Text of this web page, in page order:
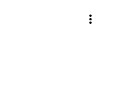
more_vert